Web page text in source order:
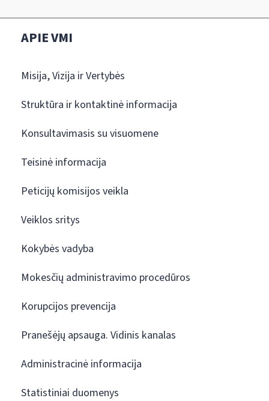
APIE VMI
Misija, Vizija ir Vertybės
Struktūra ir kontaktinė informacija
Konsultavimasis su visuomene
Teisinė informacija
Peticijų komisijos veikla
Veiklos sritys
Kokybės vadyba
Mokesčių administravimo procedūros
Korupcijos prevencija
Pranešėjų apsauga. Vidinis kanalas
Administracinė informacija
Statistiniai duomenys